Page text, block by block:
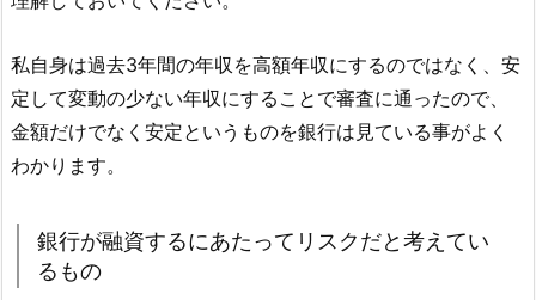
私自身は過去3年間の年収を高額年収にするのではなく、安
定して変動の少ない年収にすることで審査に通ったので、
金額だけでなく安定というものを銀行は見ている事がよく
わかります。
銀行が融資するにあたってリスクだと考えてい
るもの